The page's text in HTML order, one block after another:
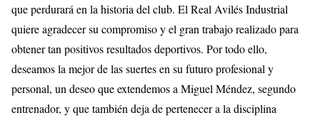
que perdurará en la historia del club. El Real Avilés Industrial
quiere agradecer su compromiso y el gran trabajo realizado para
obtener tan positivos resultados deportivos. Por todo ello,
deseamos la mejor de las suertes en su futuro profesional y
personal, un deseo que extendemos a Miguel Méndez, segundo
entrenador, y que también deja de pertenecer a la disciplina